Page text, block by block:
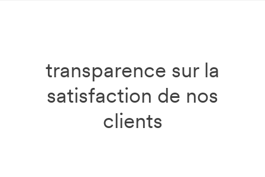
transparence sur la
satisfaction de nos
clients